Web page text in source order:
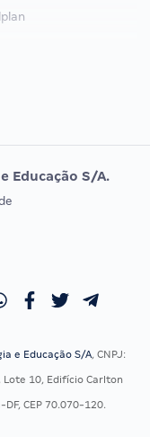
DE ORDEM
OAB
Educação S/A.
e Educação S/A, CNPJ:
Lote 10, Edifício Carlton
DF, CEP 70.070-120.